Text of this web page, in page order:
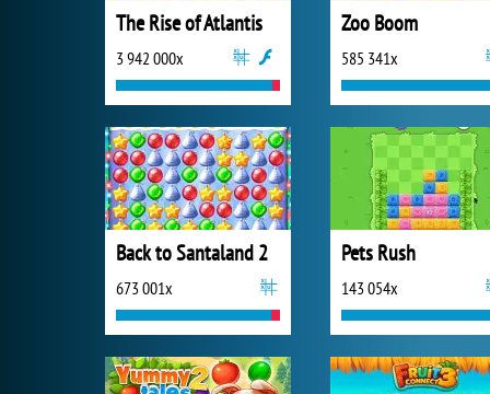
The Rise of Atlantis
3 942 000x
Zoo Boom
585 341x
Back to Santaland 2
673 001x
Pets Rush
143 054x